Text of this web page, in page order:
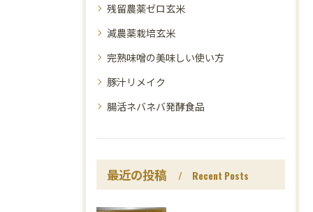
残留農薬ゼロ玄米
減農薬栽培玄米
完熟味噌の美味しい使い方
豚汁リメイク
腸活ネバネバ発酵食品
最近の投稿 Recent Posts